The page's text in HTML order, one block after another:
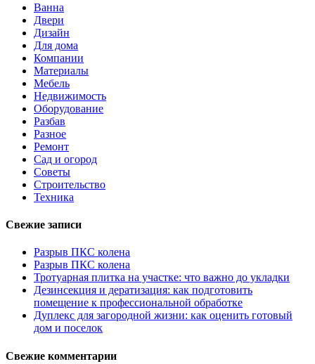
Ванна
Двери
Дизайн
Для дома
Компании
Материалы
Мебель
Недвижимость
Оборудование
Разбав
Разное
Ремонт
Сад и огород
Советы
Строительство
Техника
Свежие записи
Разрыв ПКС колена
Разрыв ПКС колена
Тротуарная плитка на участке: что важно до укладки
Дезинсекция и дератизация: как подготовить
помещение к профессиональной обработке
Дуплекс для загородной жизни: как оценить готовый
дом и поселок
Свежие комментарии